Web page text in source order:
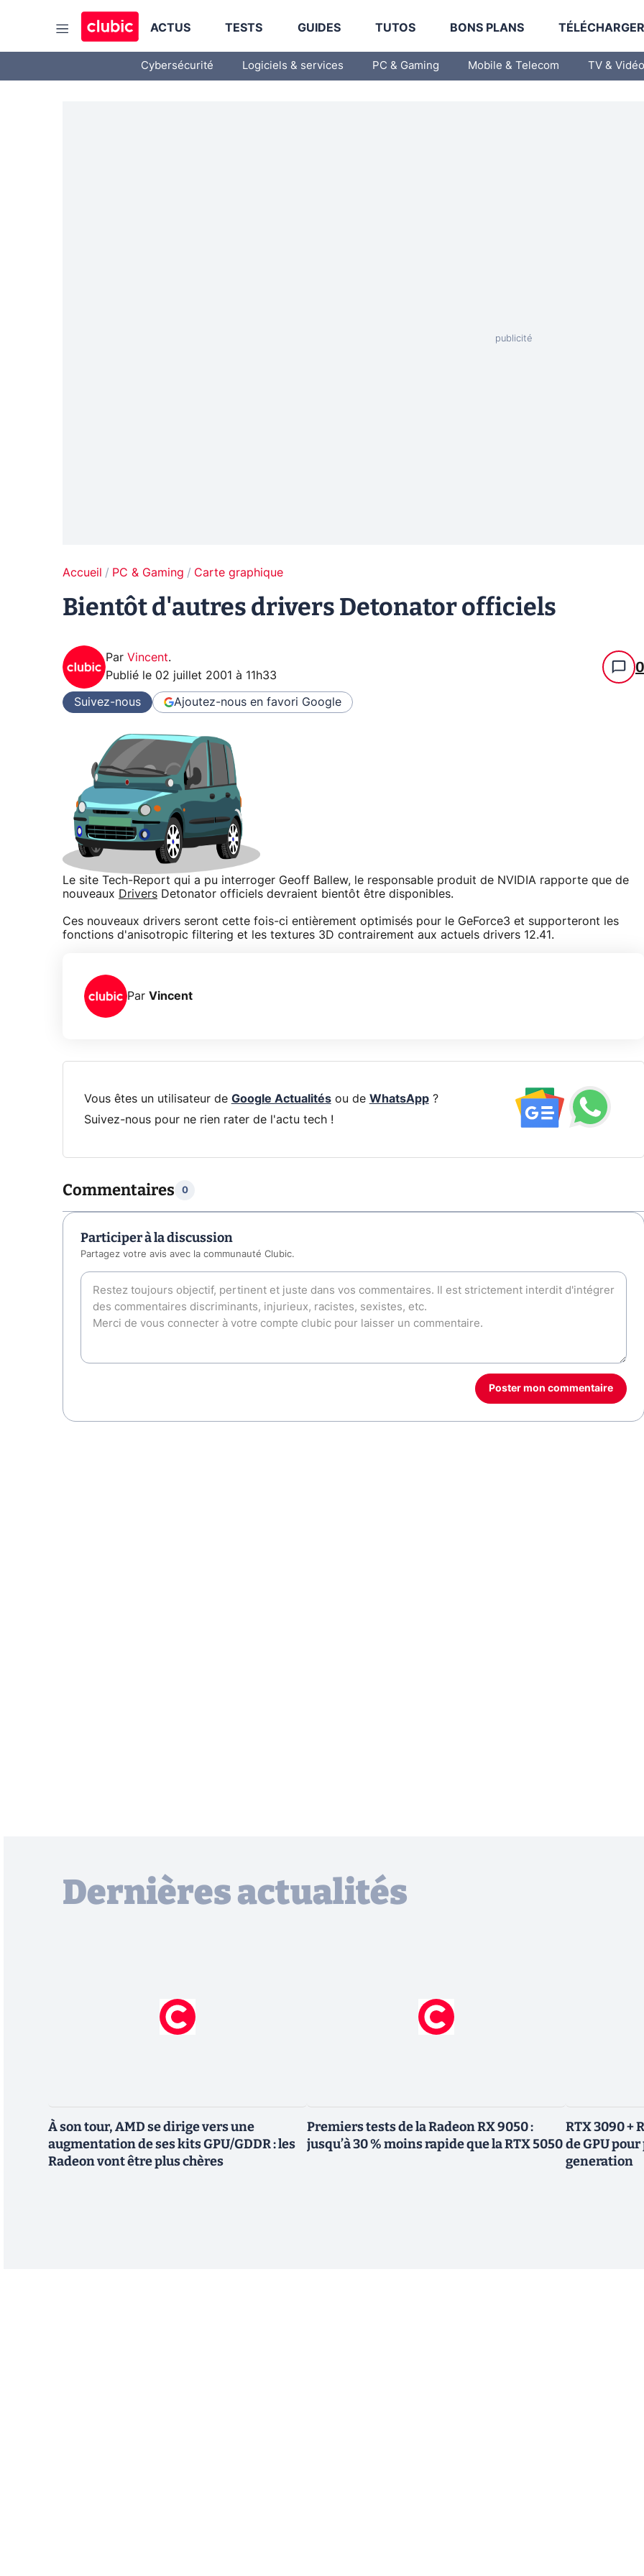
ACTUS TESTS GUIDES TUTOS BONS PLANS
Cybersécurité Logiciels & services PC & Gaming Mobile & Telecom TV & Vidéo
Accueil PC & Gaming Carte graphique
Bientôt d'autres drivers Detonator officiels
Par Vincent.
Publié le 02 juillet 2001 à 11h33 0
Suivez-nous Ajoutez-nous en favori Google
Le site Tech-Report qui a pu interroger Geoff Ballew, le responsable produit de NVIDIA rapporte que de
nouveaux Drivers Detonator officiels devraient bientôt être disponibles.
Ces nouveaux drivers seront cette fois-ci entièrement optimisés pour le GeForce3 et supporteront les
fonctions d'anisotropic filtering et les textures 3D contrairement aux actuels drivers 12.41.
Par Vincent
Vous êtes un utilisateur de Google Actualitésou de WhatsApp?
Suivez-nous pour ne rien rater de l'actu tech !
Commentaires 0
Participer à la discussion
Partagez votre avis avec la communauté Clubic.
Poster mon commentaire
Dernières actualités
À son tour, AMD se dirige vers une
augmentation de ses kits GPU/GDDR : les
Radeon vont être plus chères
Premiers tests de la Radeon RX 9050 :
jusqu’à 30 % moins rapide que la RTX 5050
RTX 3090 +
de GPU
generation